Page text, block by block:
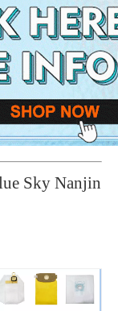
Sky Nanjin